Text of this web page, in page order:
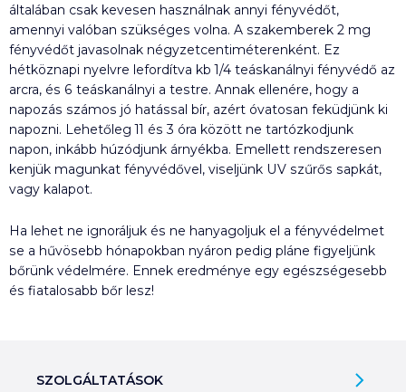
általában csak kevesen használnak annyi fényvédőt,
amennyi valóban szükséges volna. A szakemberek 2 mg
fényvédőt javasolnak négyzetcentiméterenként. Ez
hétköznapi nyelvre lefordítva kb 1/4 teáskanálnyi fényvédő az
arcra, és 6 teáskanálnyi a testre. Annak ellenére, hogy a
napozás számos jó hatással bír, azért óvatosan feküdjünk ki
napozni. Lehetőleg 11 és 3 óra között ne tartózkodjunk
napon, inkább húzódjunk árnyékba. Emellett rendszeresen
kenjük magunkat fényvédővel, viseljünk UV szűrős sapkát,
vagy kalapot.
Ha lehet ne ignoráljuk és ne hanyagoljuk el a fényvédelmet
se a hűvösebb hónapokban nyáron pedig pláne figyeljünk
bőrünk védelmére. Ennek eredménye egy egészségesebb
és fiatalosabb bőr lesz!
SZOLGÁLTATÁSOK